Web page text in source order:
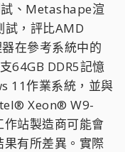
、Metashape渲
試，評比AMD
在參考系統中的
64GB DDR5記憶
11作業系統，並與
Xeon® W9-
站製造商可能會
有所差異。實際